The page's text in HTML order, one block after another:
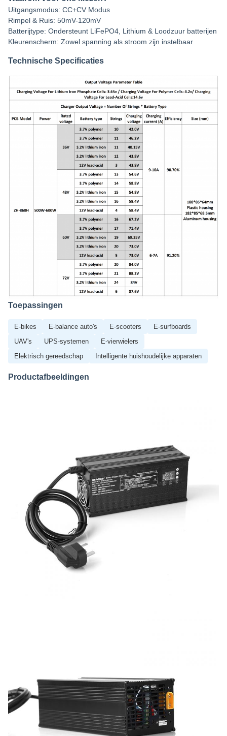
Uitgangsmodus: CC+CV Modus
Rimpel & Ruis: 50mV-120mV
Batterijtype: Ondersteunt LiFePO4, Lithium & Loodzuur batterijen
Kleurenscherm: Zowel spanning als stroom zijn instelbaar
Technische Specificaties
Toepassingen
E-bikes E-balance auto's E-scooters
E-surfboards
UAV's
UPS-systemen
E-vierwielers
Elektrisch gereedschap
Intelligente huishoudelijke apparaten
Productafbeeldingen